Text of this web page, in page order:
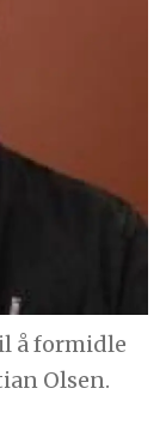
å formidle
Olsen.